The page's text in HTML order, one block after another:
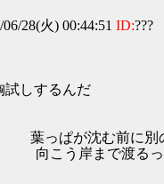
28(火) 00:44:51 ID:???
しするんだ
沈む前に別の葉
まで渡るって